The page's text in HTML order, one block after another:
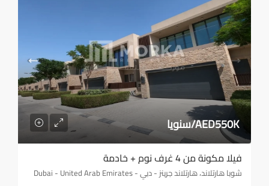
AED550K/سنويا
فيلا مكونة من 4 غرف نوم + خادمة
شوبا هارتلاند، هارتلاند جرينز - دبي - Dubai - United Arab Emirates